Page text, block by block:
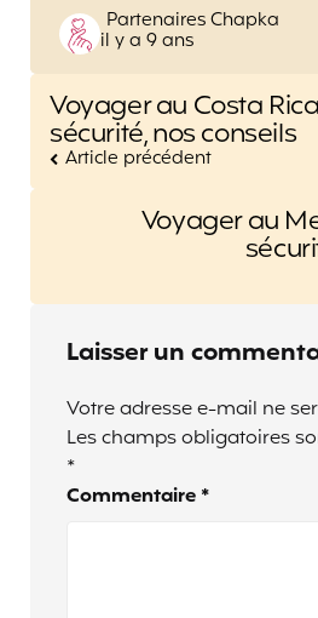
Posted
by
Partenaires Chapka
il y a 9 ans
Post
navigation
Voyager au Costa
sécurité, nos conseils
Article précédent
Voyager au
Laisser un
Votre adresse e-mail ne
Les champs obligatoires
*
Commentaire *